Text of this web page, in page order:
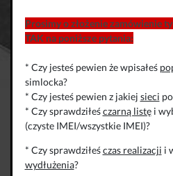
Prosimy o złożenie zamówienie
TAK na poniższe pytania:
* Czy jesteś pewien że wpisałeś
simlocka?
* Czy jesteś pewien z jakiej sieci
* Czy sprawdziłeśczarną listęi
(czyste IMEI/wszystkie IMEI)?
* Czy sprawdziłeśczas realizacji i
wydłużenia?